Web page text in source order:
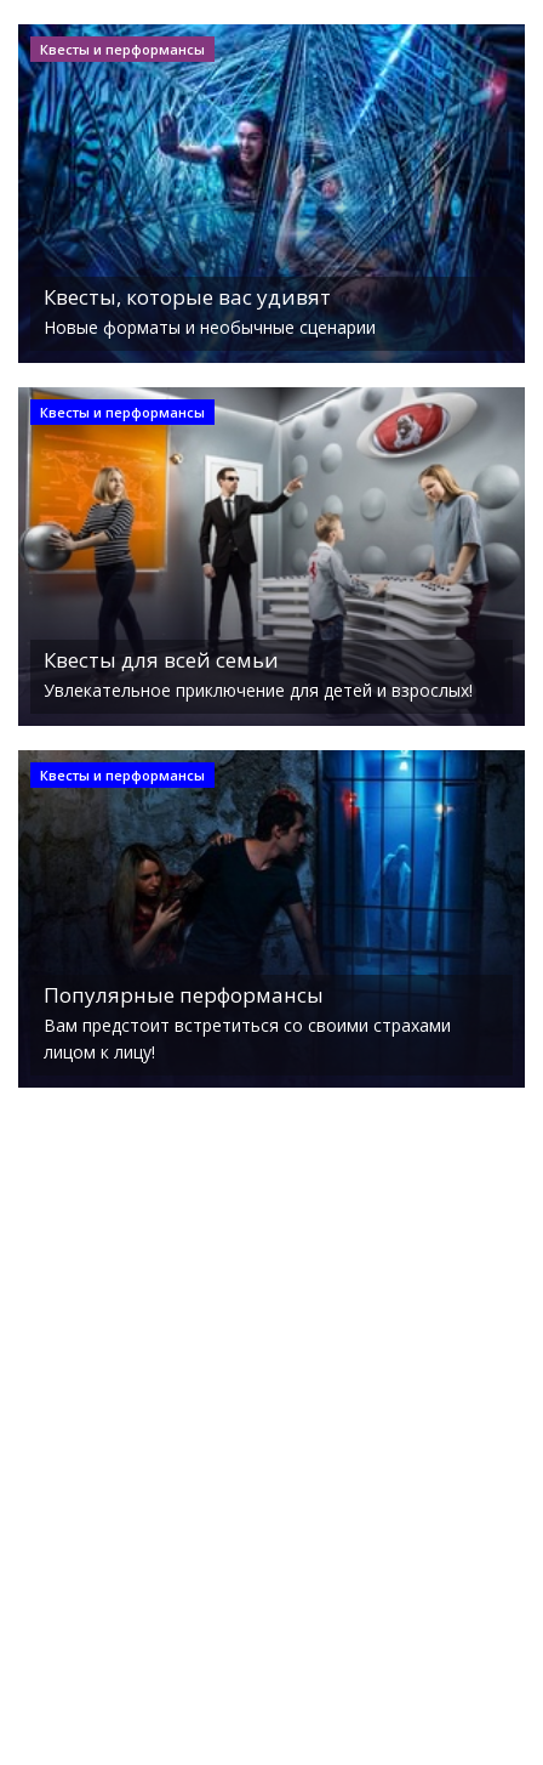
Квесты и перформансы
Квесты, которые вас удивят
Новые форматы и необычные сценарии
Квесты и перформансы
Квесты для всей семьи
Увлекательное приключение для детей и взрослых!
Квесты и перформансы
Популярные перформансы
Вам предстоит встретиться со своими страхами
лицом к лицу!